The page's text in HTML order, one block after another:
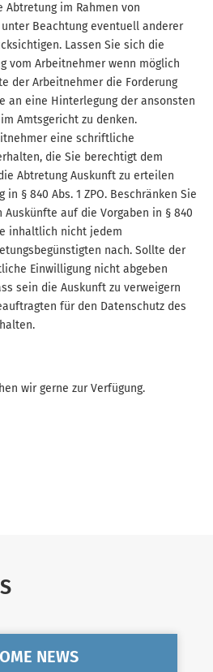
Abtretung im Rahmen von
Beachtung eventuell anderer
Lassen Sie sich die
vom Arbeitnehmer wenn möglich
der Arbeitnehmer die Forderung
an eine Hinterlegung der ansonsten
Amtsgericht zu denken.
eine schriftliche
die Sie berechtigt dem
Abtretung Auskunft zu erteilen
§ 840 Abs. 1 ZPO. Beschränken Sie
auf die Vorgaben in § 840
inhaltlich nicht jedem
nach. Sollte der
Einwilligung nicht abgeben
sein die Auskunft zu verweigern
für den Datenschutz des
wir gerne zur Verfügung.
NEWS